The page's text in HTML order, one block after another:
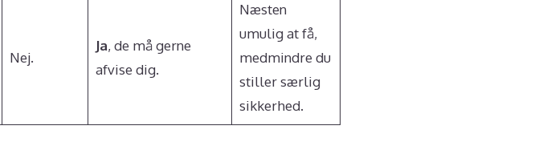
Nej.
Ja, de må gerne
afvise dig.
Næsten
umulig at få,
medmindre du
stiller særlig
sikkerhed.